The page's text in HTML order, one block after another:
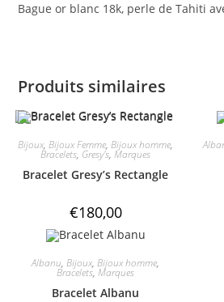
Bague or blanc 18k, perle de Tahiti
Produits similaires
Bijoux,Bijoux Femme,Bijoux homme,
Bracelets, Gresy's,Marques
Bracelet Gresy’s Rectangle
€180,00
Albanu,Bijoux,Bijoux homme,
Bracelets,Marques
Bracelet Albanu